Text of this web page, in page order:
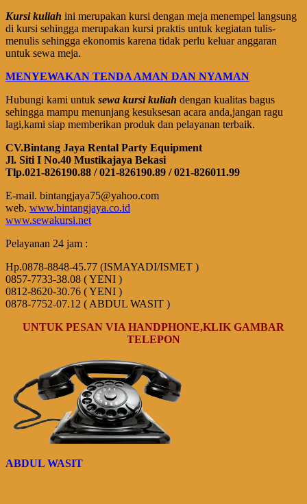
Kursi kuliah ini merupakan kursi dengan meja menempel langsung
di kursi sehingga merupakan kursi praktis untuk kegiatan tulis-
menulis sehingga ekonomis karena tidak perlu keluar anggaran
untuk sewa meja.
MENYEWAKAN TENDA AMAN DAN NYAMAN
Hubungi kami untuk sewa kursi kuliah dengan kualitas bagus
sehingga mampu menunjang kesuksesan acara anda,jangan ragu
lagi,kami siap memberikan produk dan pelayanan terbaik.
CV.Bintang Jaya Rental Party Equipment
Jl. Siti I No.40 Mustikajaya Bekasi
Tlp.021-826190.88 / 021-826190.89 / 021-826011.99
E-mail. bintangjaya75@yahoo.com
web. www.bintangjaya.co.id
www.sewakursi.net
Pelayanan 24 jam :
Hp.0878-8848-45.77 (ISMAYADI/ISMET )
0857-7733-38.08 ( YENI )
0812-8620-30.76 ( YENI )
0878-7752-07.12 ( ABDUL WASIT )
UNTUK PESAN VIA HANDPHONE,KLIK GAMBAR
TELEPON
ABDUL WASIT